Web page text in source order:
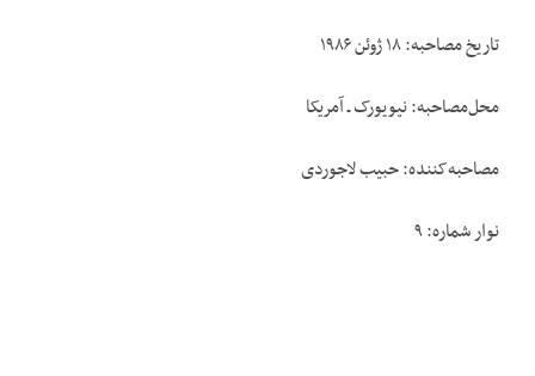
تاریخ مصاحبه: ۱۸ ژوئن ۱۹۸۶
محل‌مصاحبه: نیویورک ـ آمریکا
مصاحبه‌کننده: حبیب لاجوردی
نوار شماره: ۹